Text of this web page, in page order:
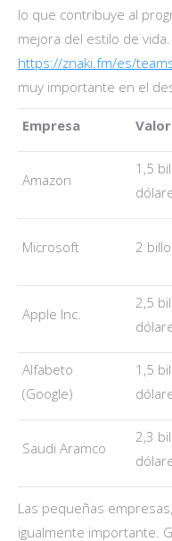
lo que contribuye al
mejora del estilo de
https://znaki.fm/es/
muy importante en el
Empresa
Amazon
1,5
Microsoft 2
Apple Inc.
2,5
Alfabeto
(Google)
1,5
Saudi Aramco
2,3
Las pequeñas
igualmente importante.